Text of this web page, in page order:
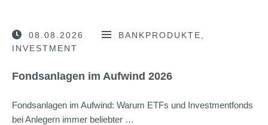
08.08.2026
BANKPRODUKTE
INVESTMENT
Fondsanlagen im Aufwind 2026
Fondsanlagen im Aufwind: Warum ETFs und Investmentfonds
bei Anlegern immer beliebter …